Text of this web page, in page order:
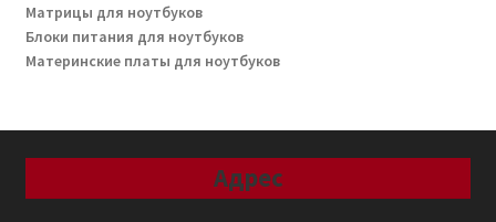
Матрицы для ноутбуков
Блоки питания для ноутбуков
Материнские платы для ноутбуков
Адрес